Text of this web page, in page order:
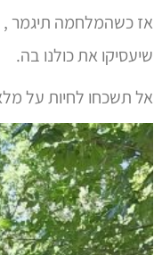
אז כשהמלחמה תיגמר
שיעסיקו את כולנו בה.
אל תשכחו לחיות על